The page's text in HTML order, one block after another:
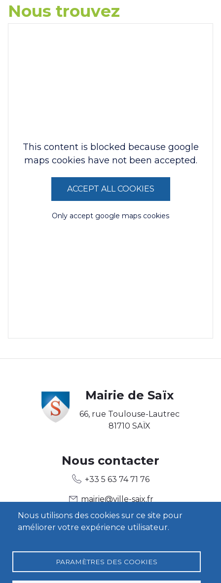
Nous trouvez
This content is blocked because google
maps cookies have not been accepted.
ACCEPT ALL COOKIES
Only accept google maps cookies
Nous utilisons des cookies sur ce site pour
améliorer votre expérience utilisateur.
PARAMÈTRES DES COOKIES
Mairie de Saïx
66, rue Toulouse-Lautrec
81710 SAÏX
Nous contacter
+33 5 63 74 71 76
mairie@ville-saix.fr
Body3 Heures d'ouverture
Contact